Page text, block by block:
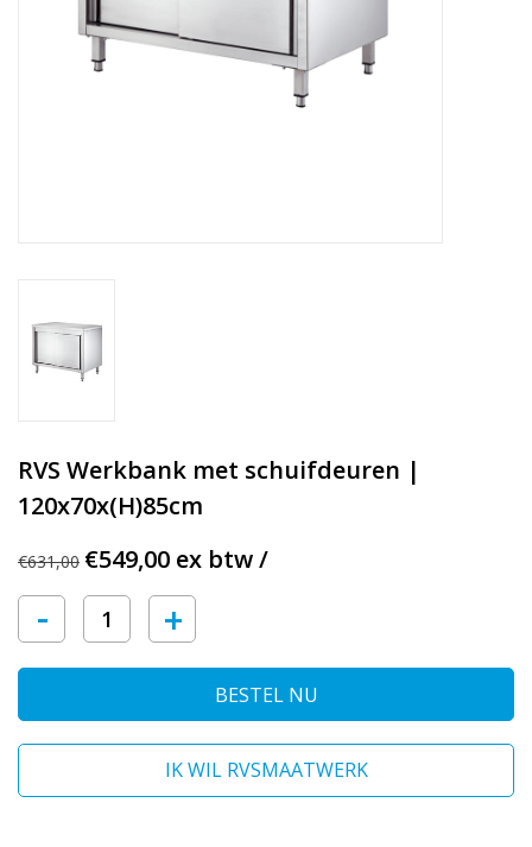
RVS Werkbank met schuifdeuren |
120x70x(H)85cm
€631,00 €549,00 ex btw /
- +
BESTEL NU
IK WIL RVSMAATWERK